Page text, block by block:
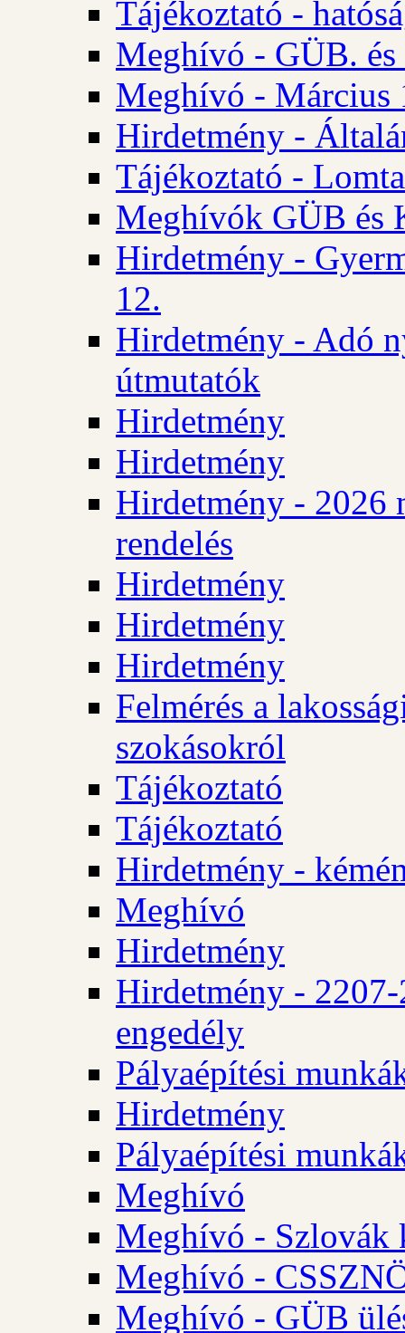
Tájékoztató -
Meghívó - GÜB.
Meghívó - Március
Hirdetmény -
Tájékoztató -
Meghívók GÜB és
Hirdetmény -
12.
Hirdetmény - Adó
útmutatók
Hirdetmény
Hirdetmény
Hirdetmény - 2026
rendelés
Hirdetmény
Hirdetmény
Hirdetmény
Felmérés a
szokásokról
Tájékoztató
Tájékoztató
Hirdetmény -
Meghívó
Hirdetmény
Hirdetmény -
engedély
Pályaépítési
Hirdetmény
Pályaépítési
Meghívó
Meghívó - Szlovák
Meghívó -
Meghívó - GÜB